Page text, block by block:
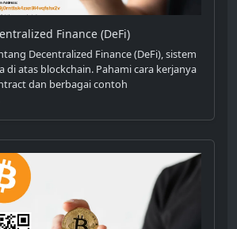
Finance (DeFi)
Decentralized Finance (DeFi), sistem
di atas blockchain. Pahami cara kerjanya
dan berbagai contoh